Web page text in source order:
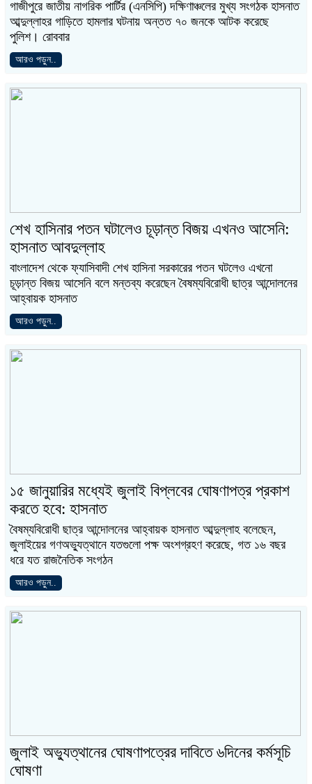
গাজীপুরে জাতীয় নাগরিক পার্টির (এনসিপি) দক্ষিণাঞ্চলের মুখ্য সংগঠক হাসনাত
আব্দুল্লাহর গাড়িতে হামলার ঘটনায় অন্তত ৭০ জনকে আটক করেছে
পুলিশ। রোববার
আরও পড়ুন..
শেখ হাসিনার পতন ঘটালেও চূড়ান্ত বিজয় এখনও আসেনি:
হাসনাত আবদুল্লাহ
বাংলাদেশ থেকে ফ্যাসিবাদী শেখ হাসিনা সরকারের পতন ঘটলেও এখনো
চূড়ান্ত বিজয় আসেনি বলে মন্তব্য করেছেন বৈষম্যবিরোধী ছাত্র আন্দোলনের
আহ্বায়ক হাসনাত
আরও পড়ুন..
১৫ জানুয়ারির মধ্যেই জুলাই বিপ্লবের ঘোষণাপত্র প্রকাশ
করতে হবে: হাসনাত
বৈষম্যবিরোধী ছাত্র আন্দোলনের আহ্বায়ক হাসনাত আব্দুল্লাহ বলেছেন,
জুলাইয়ের গণঅভ্যুত্থানে যতগুলো পক্ষ অংশগ্রহণ করেছে, গত ১৬ বছর
ধরে যত রাজনৈতিক সংগঠন
আরও পড়ুন..
জুলাই অভ্যুত্থানের ঘোষণাপত্রের দাবিতে ৬দিনের কর্মসূচি
ঘোষণা